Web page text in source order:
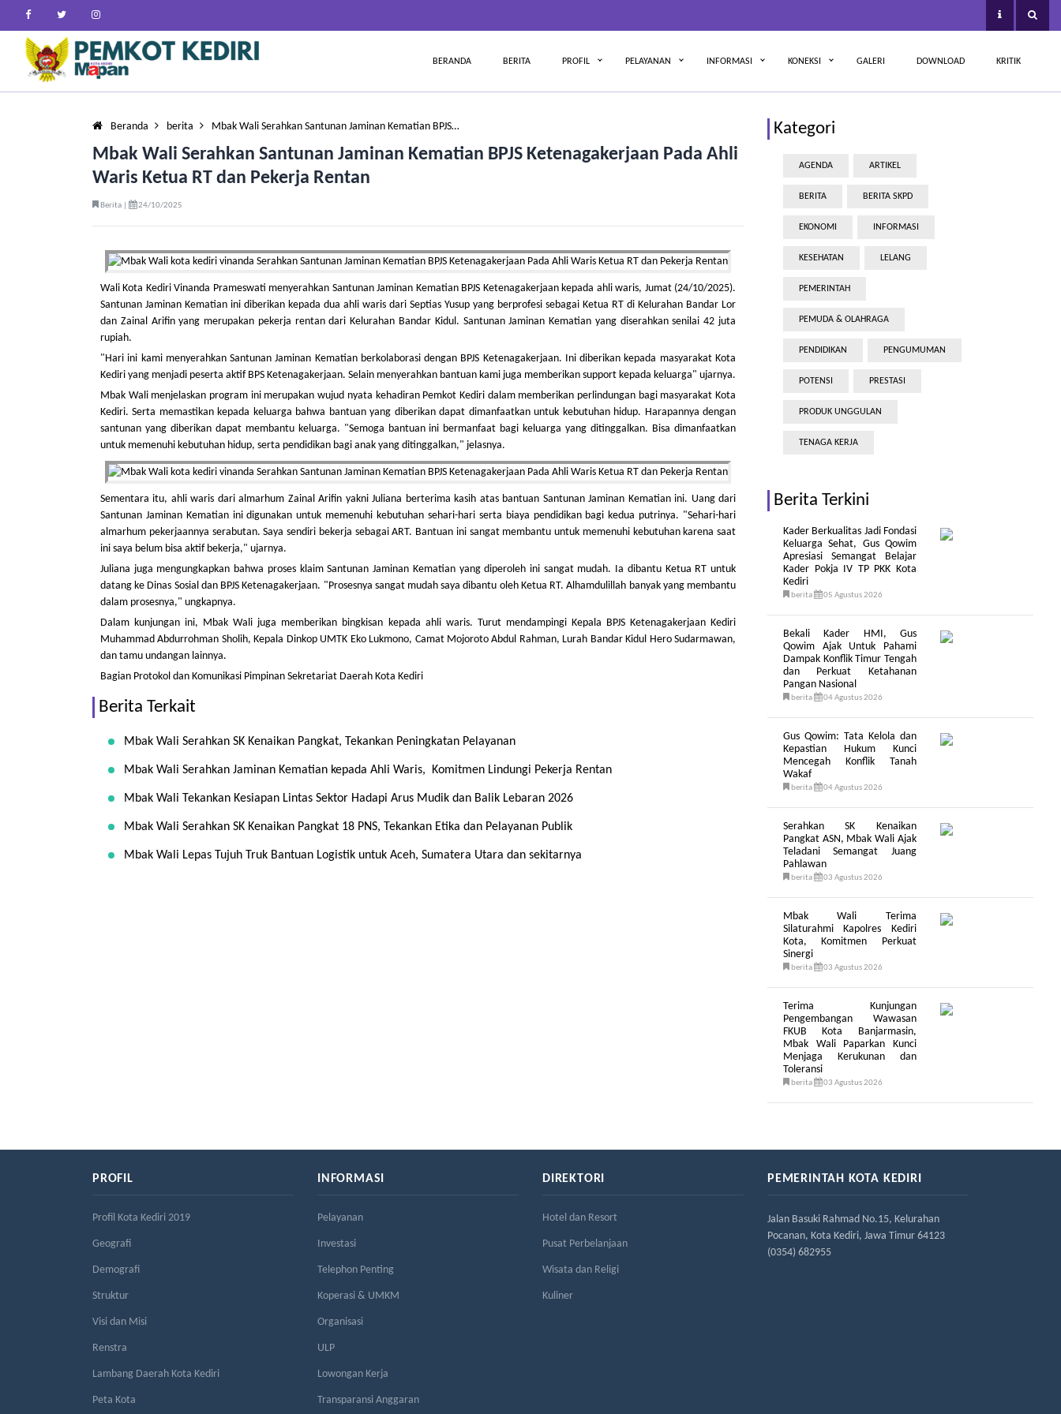
BERANDA BERITA PROFIL PELAYANAN INFORMASI KONEKSI GALERI DOWNLOAD KRITIK
Beranda berita Mbak Wali Serahkan Santunan Jaminan Kematian BPJS…
Mbak Wali Serahkan Santunan Jaminan Kematian BPJS Ketenagakerjaan Pada Ahli
Waris Ketua RT dan Pekerja Rentan
Berita | 24/10/2025
Wali Kota Kediri Vinanda Prameswati menyerahkan Santunan Jaminan Kematian BPJS Ketenagakerjaan kepada ahli waris, Jumat (24/10/2025).
Santunan Jaminan Kematian ini diberikan kepada dua ahli waris dari Septias Yusup yang berprofesi sebagai Ketua RT di Kelurahan Bandar Lor
dan Zainal Arifin yang merupakan pekerja rentan dari Kelurahan Bandar Kidul. Santunan Jaminan Kematian yang diserahkan senilai 42 juta
rupiah.
"Hari ini kami menyerahkan Santunan Jaminan Kematian berkolaborasi dengan BPJS Ketenagakerjaan. Ini diberikan kepada masyarakat Kota
Kediri yang menjadi peserta aktif BPS Ketenagakerjaan. Selain menyerahkan bantuan kami juga memberikan support kepada keluarga" ujarnya.
Mbak Wali menjelaskan program ini merupakan wujud nyata kehadiran Pemkot Kediri dalam memberikan perlindungan bagi masyarakat Kota
Kediri. Serta memastikan kepada keluarga bahwa bantuan yang diberikan dapat dimanfaatkan untuk kebutuhan hidup. Harapannya dengan
santunan yang diberikan dapat membantu keluarga. "Semoga bantuan ini bermanfaat bagi keluarga yang ditinggalkan. Bisa dimanfaatkan
untuk memenuhi kebutuhan hidup, serta pendidikan bagi anak yang ditinggalkan," jelasnya.
Sementara itu, ahli waris dari almarhum Zainal Arifin yakni Juliana berterima kasih atas bantuan Santunan Jaminan Kematian ini. Uang dari
Santunan Jaminan Kematian ini digunakan untuk memenuhi kebutuhan sehari-hari serta biaya pendidikan bagi kedua putrinya. "Sehari-hari
almarhum pekerjaannya serabutan. Saya sendiri bekerja sebagai ART. Bantuan ini sangat membantu untuk memenuhi kebutuhan karena saat
ini saya belum bisa aktif bekerja," ujarnya.
Juliana juga mengungkapkan bahwa proses klaim Santunan Jaminan Kematian yang diperoleh ini sangat mudah. Ia dibantu Ketua RT untuk
datang ke Dinas Sosial dan BPJS Ketenagakerjaan. "Prosesnya sangat mudah saya dibantu oleh Ketua RT. Alhamdulillah banyak yang membantu
dalam prosesnya," ungkapnya.
Dalam kunjungan ini, Mbak Wali juga memberikan bingkisan kepada ahli waris. Turut mendampingi Kepala BPJS Ketenagakerjaan Kediri
Muhammad Abdurrohman Sholih, Kepala Dinkop UMTK Eko Lukmono, Camat Mojoroto Abdul Rahman, Lurah Bandar Kidul Hero Sudarmawan,
dan tamu undangan lainnya.
Bagian Protokol dan Komunikasi Pimpinan Sekretariat Daerah Kota Kediri
Berita Terkait
Mbak Wali Serahkan SK Kenaikan Pangkat, Tekankan Peningkatan Pelayanan
Mbak Wali Serahkan Jaminan Kematian kepada Ahli Waris, Komitmen Lindungi Pekerja Rentan
Mbak Wali Tekankan Kesiapan Lintas Sektor Hadapi Arus Mudik dan Balik Lebaran 2026
Mbak Wali Serahkan SK Kenaikan Pangkat 18 PNS, Tekankan Etika dan Pelayanan Publik
Mbak Wali Lepas Tujuh Truk Bantuan Logistik untuk Aceh, Sumatera Utara dan sekitarnya
Kategori
AGENDA ARTIKEL
BERITA BERITA SKPD
EKONOMI INFORMASI
KESEHATAN LELANG
PEMERINTAH
PEMUDA & OLAHRAGA
PENDIDIKAN PENGUMUMAN
POTENSI PRESTASI
PRODUK UNGGULAN
TENAGA KERJA
Berita Terkini
Kader Berkualitas Jadi Fondasi
Keluarga Sehat, Gus Qowim
Apresiasi Semangat Belajar
Kader Pokja IV TP PKK Kota
Kediri
berita 05 Agustus 2026
Bekali Kader HMI, Gus
Qowim Ajak Untuk Pahami
Dampak Konflik Timur Tengah
dan Perkuat Ketahanan
Pangan Nasional
berita 04 Agustus 2026
Gus Qowim: Tata Kelola dan
Kepastian Hukum Kunci
Mencegah Konflik Tanah
Wakaf
berita 04 Agustus 2026
Serahkan SK Kenaikan
Pangkat ASN, Mbak Wali Ajak
Teladani Semangat Juang
Pahlawan
berita 03 Agustus 2026
Mbak Wali Terima
Silaturahmi Kapolres Kediri
Kota, Komitmen Perkuat
Sinergi
berita 03 Agustus 2026
Terima Kunjungan
Pengembangan Wawasan
FKUB Kota Banjarmasin,
Mbak Wali Paparkan Kunci
Menjaga Kerukunan dan
Toleransi
berita 03 Agustus 2026
PROFIL
Profil Kota Kediri 2019
Geografi
Demografi
Struktur
Visi dan Misi
Renstra
Lambang Daerah Kota Kediri
Peta Kota
INFORMASI
Pelayanan
Investasi
Telephon Penting
Koperasi & UMKM
Organisasi
ULP
Lowongan Kerja
Transparansi Anggaran
DIREKTORI
Hotel dan Resort
Pusat Perbelanjaan
Wisata dan Religi
Kuliner
PEMERINTAH KOTA KEDIRI
Jalan Basuki Rahmad No.15, Kelurahan
Pocanan, Kota Kediri, Jawa Timur 64123
(0354) 682955